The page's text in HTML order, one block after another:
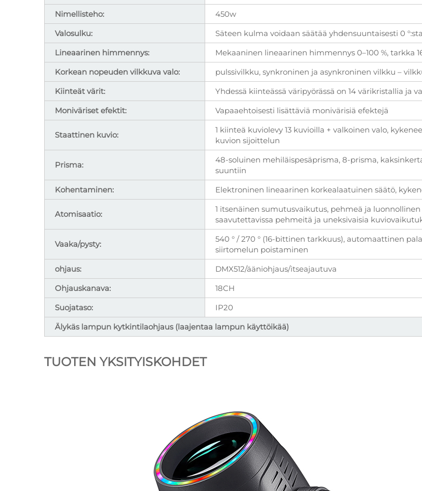
Nimellisteho:
450w
Valosulku:
Säteen kulma voidaan säätää yhdensuuntaisesti 0 °:sta
Lineaarinen himmennys:
Mekaaninen lineaarinen himmennys 0–100 %, tarkka
Korkean nopeuden vilkkuva valo:
pulssivilkku, synkroninen ja asynkroninen vilkku –
Kiinteät värit:
Yhdessä kiinteässä väripyörässä on 14 värikristallia
Moniväriset efektit:
Vapaaehtoisesti lisättäviä monivärisiä efektejä
Staattinen kuvio:
1 kiinteä kuviolevy 13 kuvioilla + valkoinen valo,
kuvion sijoittelun
Prisma:
48-soluinen mehiläispesäprisma, 8-prisma,
suuntiin
Kohentaminen:
Elektroninen lineaarinen korkealaatuinen säätö,
Atomisaatio:
1 itsenäinen sumutusvaikutus, pehmeä ja
saavutettavissa pehmeitä ja uneksivaisia
Vaaka/pysty:
540 ° / 270 ° (16-bittinen tarkkuus), automaattinen
siirtomelun poistaminen
ohjaus:
DMX512/ääniohjaus/itseajautuva
Ohjauskanava:
18CH
Suojataso:
IP20
Älykäs lampun kytkintilaohjaus (laajentaa lampun käyttöikää)
TUOTEN YKSITYISKOHDET